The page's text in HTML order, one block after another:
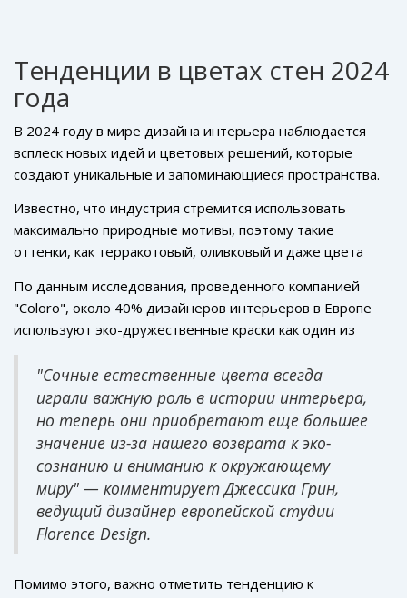
Тенденции в цветах стен 2024
года
В 2024 году в мире дизайна интерьера наблюдается
всплеск новых идей и цветовых решений, которые
создают уникальные и запоминающиеся пространства.
темных оттенков, таких как глубокий изумрудный
зелёный и насыщенный лазурный синий. Этицвета
стен не только делают интерьер стильным, но и
добавляют элемент утонченности и таинственности.
Эксперты полагают, что такие выборы способны
эмоционально обогатить пространство, сделать его
Известно, что индустрия стремится использовать
максимально природные мотивы, поэтому такие
оттенки, как терракотовый, оливковый и даже цвета
Выбирая такиемодные тенденции , владельцы домов
все чаще обращаются к природе, создавая комфортные
и экологичные условия. По мнению специалистов, это
реакция на урбанизацию и быструю цифровизацию
нашего общества. Психологически такие коллективные
предпочтения представляют собой стремление к
гармонии и естественности.
По данным исследования, проведенного компанией
"Coloro", около 40% дизайнеров интерьеров в Европе
используют эко-дружественные краски как один из
своих популярных материалов для создания цвета стен.
Такое внимание к экологии также подтверждается
выборами насыщенных зелёных тонов, которые
символически отражают заботу о нашей планете.
"Сочные естественные цвета всегда
играли важную роль в истории интерьера,
но теперь они приобретают еще большее
значение из-за нашего возврата к эко-
сознанию и вниманию к окружающему
миру" — комментирует Джессика Грин,
ведущий дизайнер европейской студии
Florence Design.
Помимо этого, важно отметить тенденцию к